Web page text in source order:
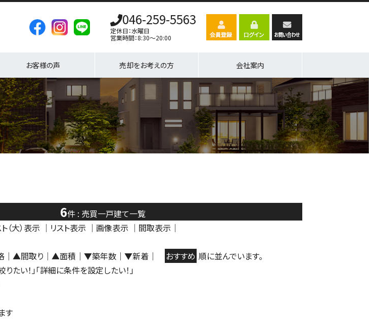
046-259-5563
定休日：水曜日
営業時間：8:30～20:00
お客様の声 売却をお考えの方 会社案内
6件 : 売買一戸建て一覧
（大）表示 ｜ リスト表示 ｜ 画像表示 ｜ 間取表示 ｜
｜ ▲間取り ｜ ▲面積 ｜ ▼築年数 ｜ ▼新着 ｜ おすすめ 順に並んでいます。
たい！」「詳細に条件を設定したい！」
す